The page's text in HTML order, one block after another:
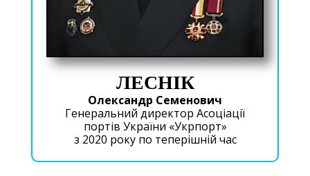
ЛЕСНІК
Олександр Семенович
Генеральний директор Асоціації
портів України «Укрпорт»
з 2020 року по теперішній час